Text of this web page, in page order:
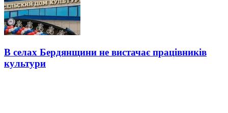
В селах Бердянщини не вистачає працівників
культури